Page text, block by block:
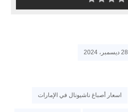
28 ديسمبر، 2024
اسعار أصباغ ناشيونال في الإمارات